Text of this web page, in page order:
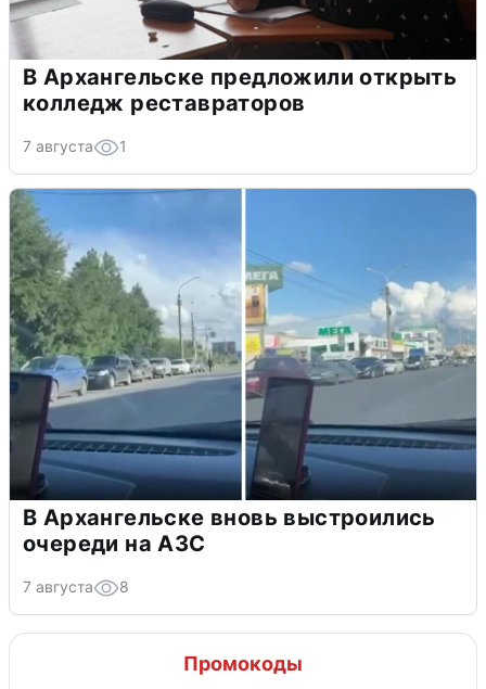
В Архангельске предложили открыть
колледж реставраторов
7 августа 1
В Архангельске вновь выстроились
очереди на АЗС
7 августа 8
Промокоды